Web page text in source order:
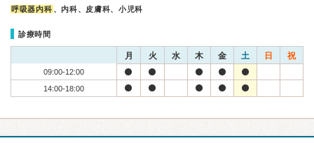
呼吸器内科 、内科、皮膚科、小児科
診療時間
月 火 水 木 金 土 日 祝
09:00-12:00
14:00-18:00